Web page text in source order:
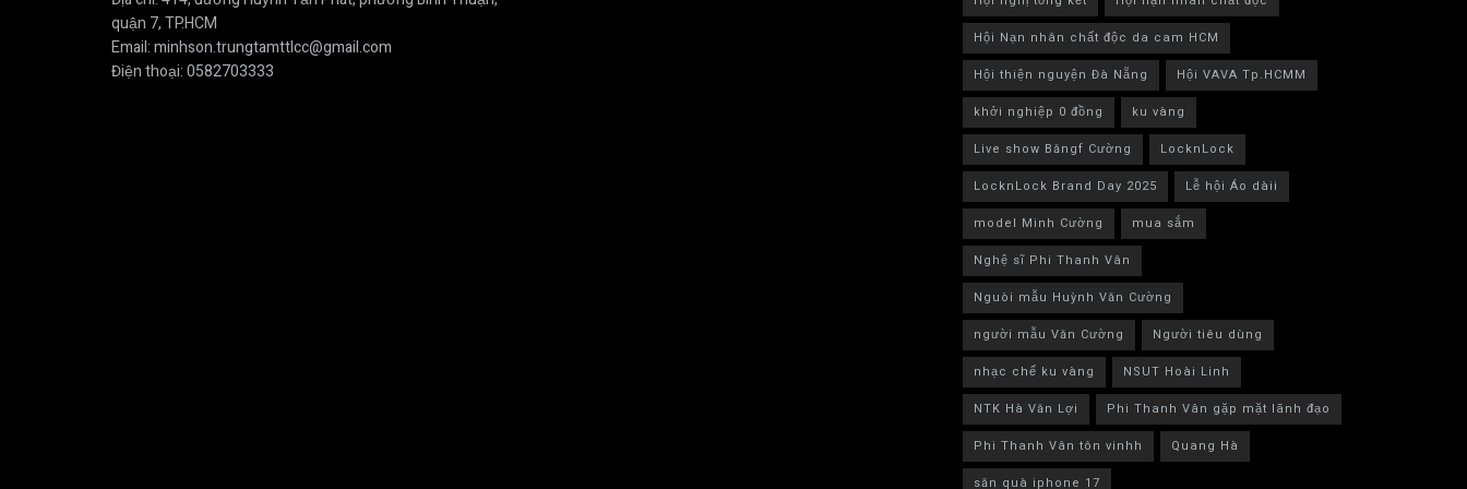
quận 7, TP.HCM
Email:minhson.trungtamttlcc@gmail.com
Điện thoại:0582703333
Hội Nạn nhân chất độc da cam HCM
Hội thiện nguyện Đà Nẵng
Hội VAVA Tp.HCMM
khởi nghiệp 0 đồng
ku vàng
Live show Băngf Cường
LocknLock
LocknLock Brand Day 2025
Lễ hội Áo dàii
model Minh Cường
mua sắm
Nghệ sĩ Phi Thanh Vân
Nguòi mẫu Huỳnh Văn Cường
người mẫu Văn Cường
Người tiêu dùng
nhạc chế ku vàng
NSUT Hoài Linh
NTK Hà Văn Lợi
Phi Thanh Vân gặp mặt lãnh đạo
Phi Thanh Vân tôn vinhh
Quang Hà
săn quà iphone 17